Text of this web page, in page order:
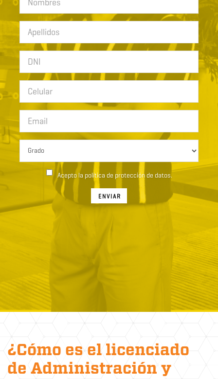
Acepto la política de protección de datos.
ENVIAR
¿Cómo es el licenciado
de Administración y